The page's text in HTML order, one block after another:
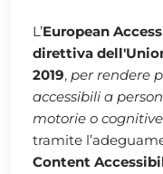
L’European
direttiva
2019, per rendere
accessibili a
motorie o cognitive
tramite
Content